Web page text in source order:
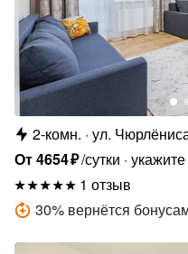
2-комн. ул.
От4654₽/сутки
1 отзыв
30% вернётся